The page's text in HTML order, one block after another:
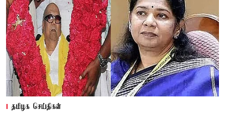
தமிழக செய்திகள்